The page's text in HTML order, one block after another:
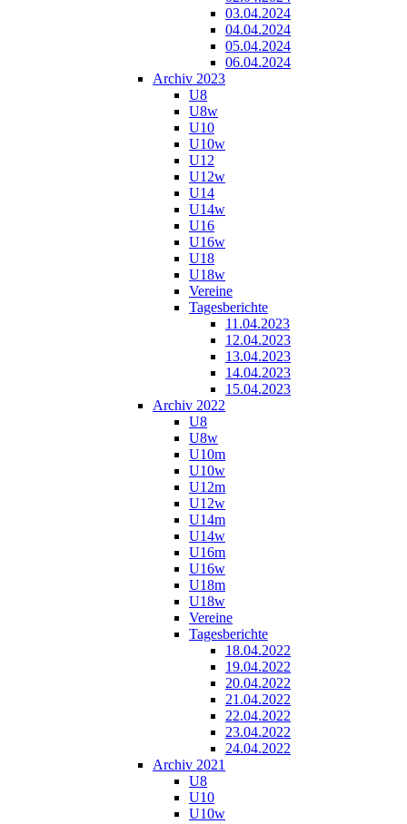
03.04.2024
04.04.2024
05.04.2024
06.04.2024
Archiv 2023
U8
U8w
U10
U10w
U12
U12w
U14
U14w
U16
U16w
U18
U18w
Vereine
Tagesberichte
11.04.2023
12.04.2023
13.04.2023
14.04.2023
15.04.2023
Archiv 2022
U8
U8w
U10m
U10w
U12m
U12w
U14m
U14w
U16m
U16w
U18m
U18w
Vereine
Tagesberichte
18.04.2022
19.04.2022
20.04.2022
21.04.2022
22.04.2022
23.04.2022
24.04.2022
Archiv 2021
U8
U10
U10w